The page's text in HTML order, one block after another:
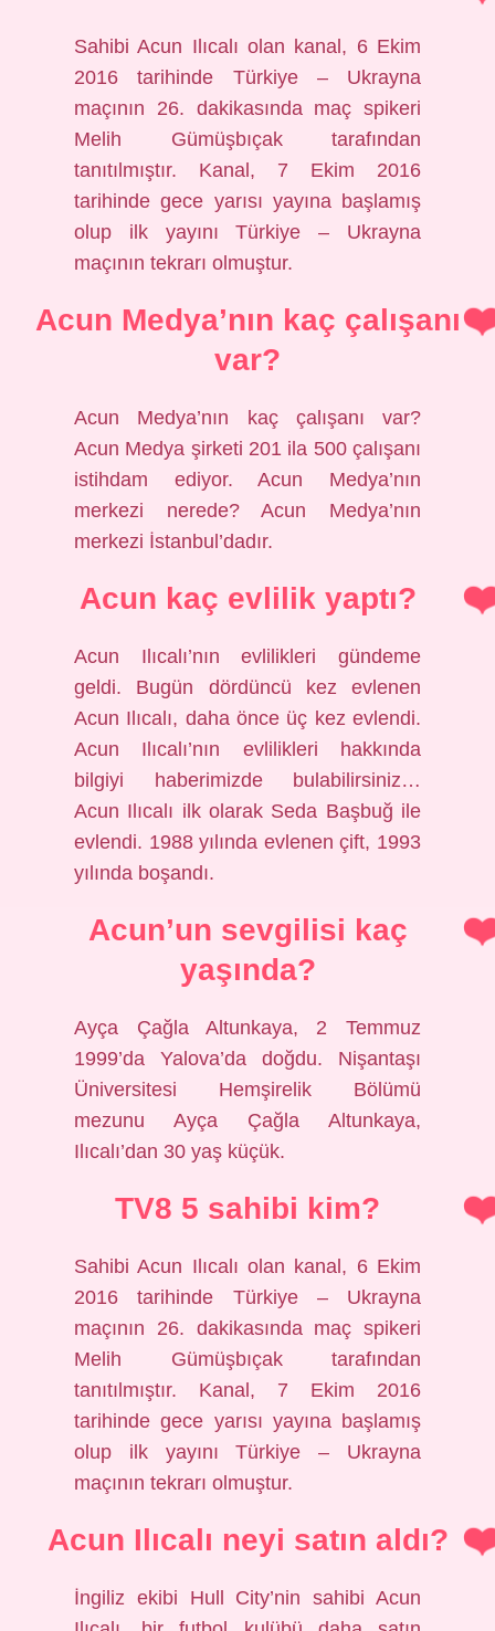
Sahibi Acun Ilıcalı olan kanal, 6 Ekim
2016 tarihinde Türkiye – Ukrayna
maçının 26. dakikasında maç spikeri
Melih Gümüşbıçak tarafından
tanıtılmıştır. Kanal, 7 Ekim 2016
tarihinde gece yarısı yayına başlamış
olup ilk yayını Türkiye – Ukrayna
maçının tekrarı olmuştur.
Acun Medya’nın kaç çalışanı
var?
Acun Medya’nın kaç çalışanı var?
Acun Medya şirketi 201 ila 500 çalışanı
istihdam ediyor. Acun Medya’nın
merkezi nerede? Acun Medya’nın
merkezi İstanbul’dadır.
Acun kaç evlilik yaptı?
Acun Ilıcalı’nın evlilikleri gündeme
geldi. Bugün dördüncü kez evlenen
Acun Ilıcalı, daha önce üç kez evlendi.
Acun Ilıcalı’nın evlilikleri hakkında
bilgiyi haberimizde bulabilirsiniz…
Acun Ilıcalı ilk olarak Seda Başbuğ ile
evlendi. 1988 yılında evlenen çift, 1993
yılında boşandı.
Acun’un sevgilisi kaç
yaşında?
Ayça Çağla Altunkaya, 2 Temmuz
1999’da Yalova’da doğdu. Nişantaşı
Üniversitesi Hemşirelik Bölümü
mezunu Ayça Çağla Altunkaya,
Ilıcalı’dan 30 yaş küçük.
TV8 5 sahibi kim?
Sahibi Acun Ilıcalı olan kanal, 6 Ekim
2016 tarihinde Türkiye – Ukrayna
maçının 26. dakikasında maç spikeri
Melih Gümüşbıçak tarafından
tanıtılmıştır. Kanal, 7 Ekim 2016
tarihinde gece yarısı yayına başlamış
olup ilk yayını Türkiye – Ukrayna
maçının tekrarı olmuştur.
Acun Ilıcalı neyi satın aldı?
İngiliz ekibi Hull City’nin sahibi Acun